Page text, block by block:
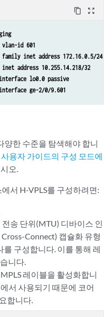
content_copy zoom_out_map
id 601
inet address 172.16.0.5/24
address 10.255.14.218/32
lo0.0 passive
ge-2/0/9.601
양한 수준을 탐색해야 합니
사용자 가이드의 구성 모드에
오.
서 H-VPLS를 구성하려면:
송 단위(MTU) 디바이스 인
Connect) 캡슐화 유형
를 구성합니다. 이를 통해 레
니다.
레이블을 활성화합니
서 사용되기 때문에 코어
합니다.